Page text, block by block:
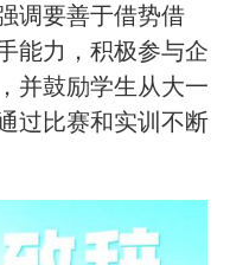
调要善于借势借
能力，积极参与企
并鼓励学生从大一
过比赛和实训不断